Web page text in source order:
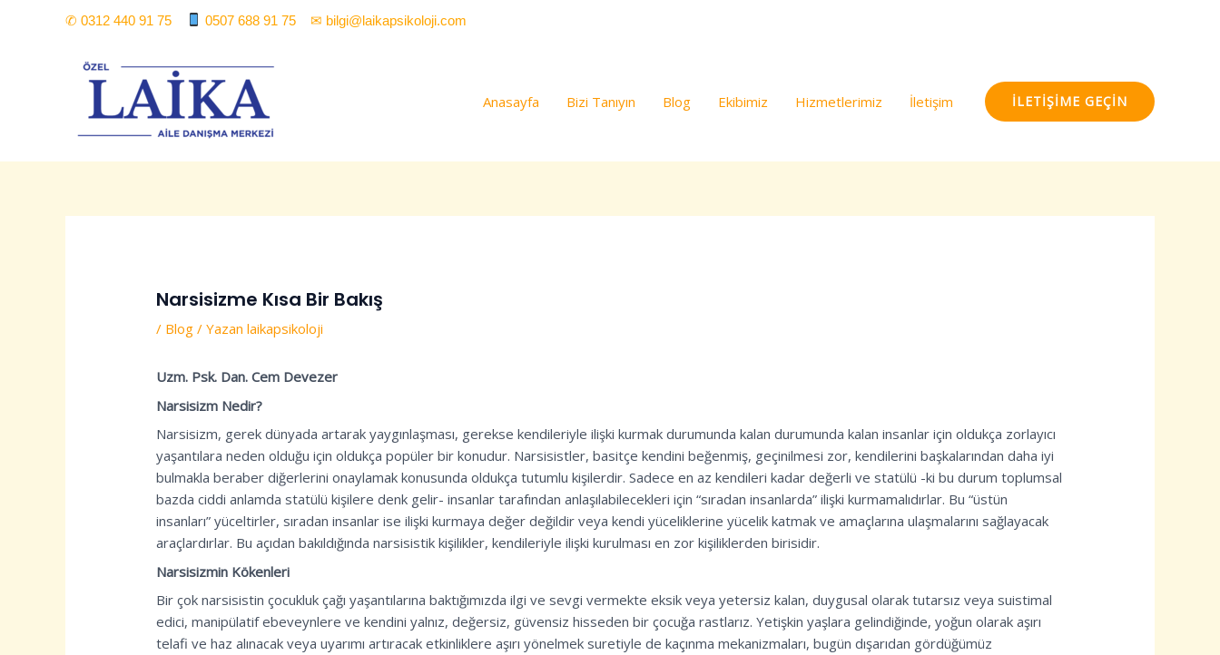
✆ 0312 440 91 75 0507 688 91 75 ✉ bilgi@laikapsikoloji.com
Anasayfa Bizi Tanıyın Blog Ekibimiz Hizmetlerimiz İletişim İLETIŞIME GEÇIN
Narsisizme Kısa Bir Bakış
/ Blog / Yazan laikapsikoloji
Uzm. Psk. Dan. Cem Devezer
Narsisizm Nedir?
Narsisizm, gerek dünyada artarak yaygınlaşması, gerekse kendileriyle ilişki kurmak durumunda kalan durumunda kalan insanlar için oldukça zorlayıcı
yaşantılara neden olduğu için oldukça popüler bir konudur. Narsisistler, basitçe kendini beğenmiş, geçinilmesi zor, kendilerini başkalarından daha iyi
bulmakla beraber diğerlerini onaylamak konusunda oldukça tutumlu kişilerdir. Sadece en az kendileri kadar değerli ve statülü -ki bu durum toplumsal
bazda ciddi anlamda statülü kişilere denk gelir- insanlar tarafından anlaşılabilecekleri için “sıradan insanlarda” ilişki kurmamalıdırlar. Bu “üstün
insanları” yüceltirler, sıradan insanlar ise ilişki kurmaya değer değildir veya kendi yüceliklerine yücelik katmak ve amaçlarına ulaşmalarını sağlayacak
araçlardırlar. Bu açıdan bakıldığında narsisistik kişilikler, kendileriyle ilişki kurulması en zor kişiliklerden birisidir.
Narsisizmin Kökenleri
Bir çok narsisistin çocukluk çağı yaşantılarına baktığımızda ilgi ve sevgi vermekte eksik veya yetersiz kalan, duygusal olarak tutarsız veya suistimal
edici, manipülatif ebeveynlere ve kendini yalnız, değersiz, güvensiz hisseden bir çocuğa rastlarız. Yetişkin yaşlara gelindiğinde, yoğun olarak aşırı
telafi ve haz alınacak veya uyarımı artıracak etkinliklere aşırı yönelmek suretiyle de kaçınma mekanizmaları, bugün dışarıdan gördüğümüz
Yazı
dolaşımı